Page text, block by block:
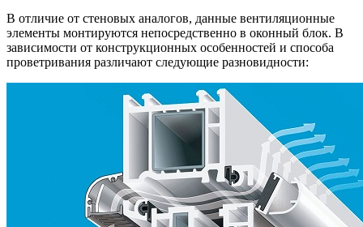
В отличие от стеновых аналогов, данные вентиляционные
элементы монтируются непосредственно в оконный блок. В
зависимости от конструкционных особенностей и способа
проветривания различают следующие разновидности: